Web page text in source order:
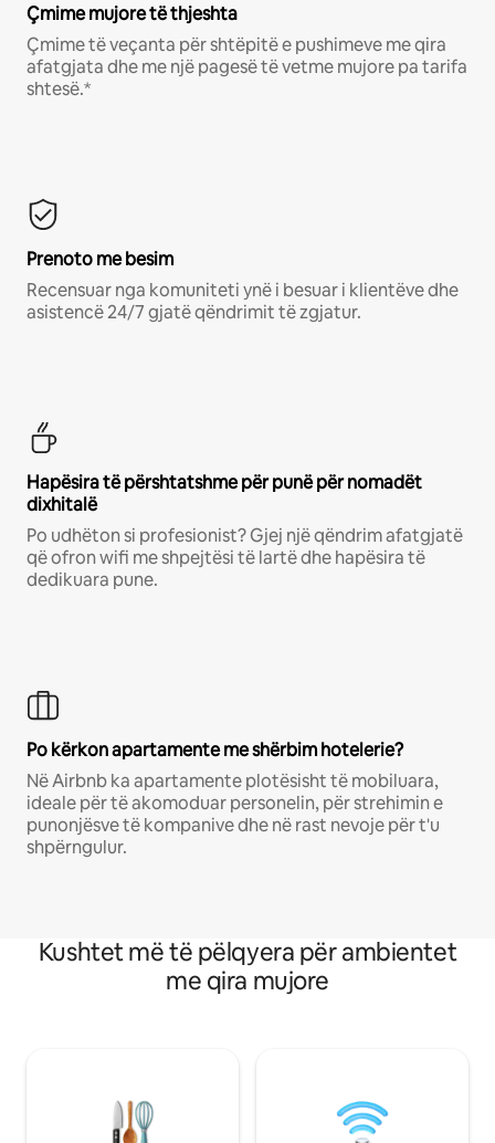
Çmime mujore të thjeshta
Çmime të veçanta për shtëpitë e pushimeve me qira
afatgjata dhe me një pagesë të vetme mujore pa tarifa
shtesë.*
Prenoto me besim
Recensuar nga komuniteti ynë i besuar i klientëve dhe
asistencë 24/7 gjatë qëndrimit të zgjatur.
Hapësira të përshtatshme për punë për nomadët
dixhitalë
Po udhëton si profesionist? Gjej një qëndrim afatgjatë
që ofron wifi me shpejtësi të lartë dhe hapësira të
dedikuara pune.
Po kërkon apartamente me shërbim hotelerie?
Në Airbnb ka apartamente plotësisht të mobiluara,
ideale për të akomoduar personelin, për strehimin e
punonjësve të kompanive dhe në rast nevoje për t'u
shpërngulur.
Kushtet më të pëlqyera për ambientet
me qira mujore